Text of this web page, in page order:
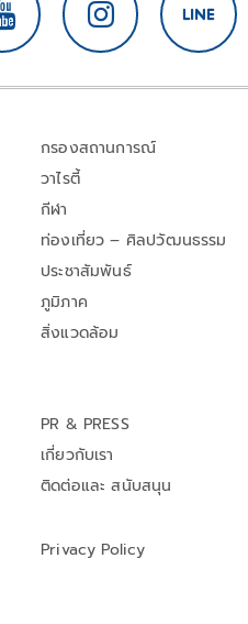
กรองสถานการณ์
วาไรตี้
กีฬา
ท่องเที่ยว – ศิลปวัฒนธรรม
ประชาสัมพันธ์
ภูมิภาค
สิ่งแวดล้อม
PR & PRESS
เกี่ยวกับเรา
ติดต่อและ สนับสนุน
Privacy Policy